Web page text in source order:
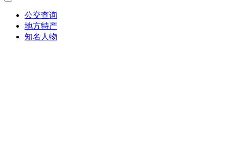
公交查询
地方特产
知名人物